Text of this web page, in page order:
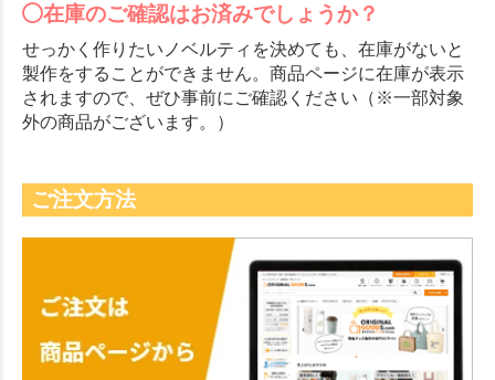
在庫のご確認はお済みでしょうか？
せっかく作りたいノベルティを決めても、在庫がないと
製作をすることができません。商品ページに在庫が表示
されますので、ぜひ事前にご確認ください（※一部対象
外の商品がございます。）
ご注文方法